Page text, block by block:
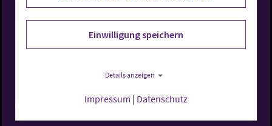
Kirche in Oldenburg
Einwilligung speichern
Details anzeigen
Impressum | Datenschutz